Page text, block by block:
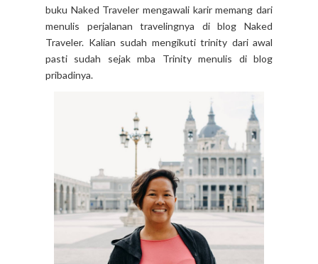
buku Naked Traveler mengawali karir memang dari
menulis perjalanan travelingnya di blog Naked
Traveler. Kalian sudah mengikuti trinity dari awal
pasti sudah sejak mba Trinity menulis di blog
pribadinya.